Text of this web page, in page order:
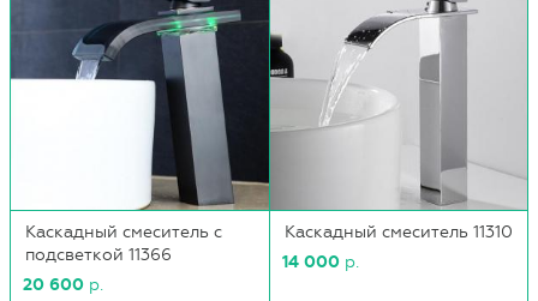
Каскадный смеситель с
подсветкой 11366
20 600 р.
Каскадный смеситель 11310
14 000 р.